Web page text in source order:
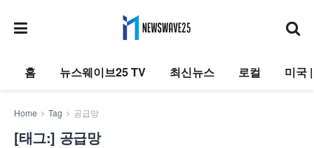
홈 뉴스웨이브25 TV 최신뉴스 로컬 미국
Home Tag 공급망
[태그:] 공급망